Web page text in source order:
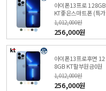
아이폰13프로 128GB
KT좋은스마트폰 (특가
폰 신청) KT샵 직영점
1,012,000원
256,000원
아이폰13프로후면 12
8GB KT할부원금0원
(특가폰 신청) KT직영
매장
1,012,000원
256,000원